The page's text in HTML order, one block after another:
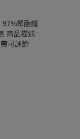
97%聚酯纖
商品描述:
可調節